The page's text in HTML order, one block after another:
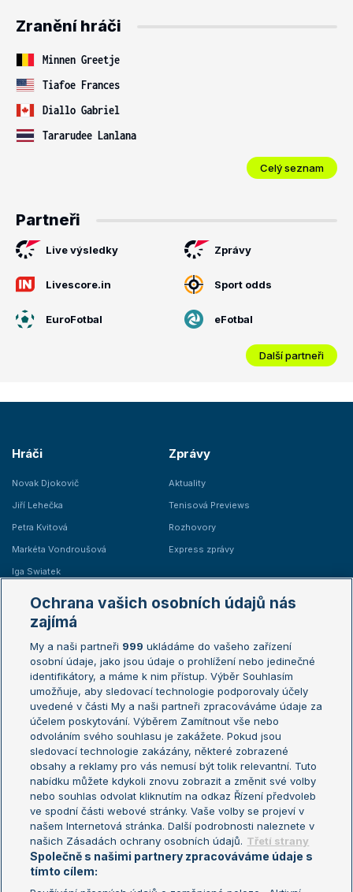
Zranění hráči
Minnen Greetje
Tiafoe Frances
Diallo Gabriel
Tararudee Lanlana
Celý seznam
Partneři
Live výsledky Zprávy
Livescore.in Sport odds
EuroFotbal eFotbal
Další partneři
Hráči
Novak Djokovič
Jiří Lehečka
Petra Kvitová
Markéta Vondroušová
Iga Swiatek
Zprávy
Aktuality
Tenisová Previews
Rozhovory
Express zprávy
Žebříčky
Žebříček ATP (muži)
Žebříček WTA (ženy)
Sázkařský žebříček
Australian Open
French Open
Wimbledon
US Open
Turnaj mistrů
Turnaj mistryň
Aktualní trendy
Fotbalové přestupy
Livesport Daily
LS Prague Open
Ochrana vašich osobních údajů nás
zajímá
My a naši partneři 999 ukládáme do vašeho zařízení
osobní údaje, jako jsou údaje o prohlížení nebo jedinečné
identifikátory, a máme k nim přístup. Výběr Souhlasím
umožňuje, aby sledovací technologie podporovaly účely
uvedené v části My a naši partneři zpracováváme údaje za
účelem poskytování. Výběrem Zamítnout vše nebo
odvoláním svého souhlasu je zakážete. Pokud jsou
sledovací technologie zakázány, některé zobrazené
obsahy a reklamy pro vás nemusí být tolik relevantní. Tuto
nabídku můžete kdykoli znovu zobrazit a změnit své volby
nebo souhlas odvolat kliknutím na odkaz Řízení předvoleb
ve spodní části webové stránky. Vaše volby se projeví v
našem Internetová stránka. Další podrobnosti naleznete v
našich Zásadách ochrany osobních údajů. Třetí strany
Společně s našimi partnery zpracováváme údaje s
tímto cílem: